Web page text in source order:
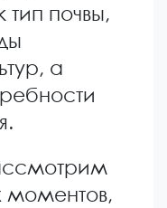
тип почвы,
а
моментов,